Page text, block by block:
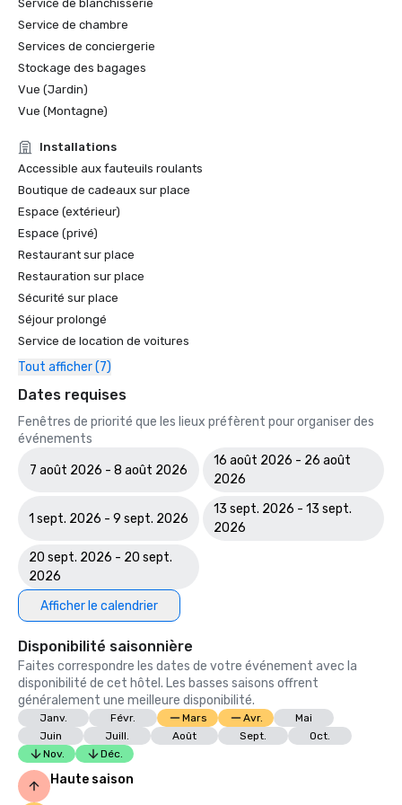
Service de blanchisserie
Service de chambre
Services de conciergerie
Stockage des bagages
Vue (Jardin)
Vue (Montagne)
Installations
Accessible aux fauteuils roulants
Boutique de cadeaux sur place
Espace (extérieur)
Espace (privé)
Restaurant sur place
Restauration sur place
Sécurité sur place
Séjour prolongé
Service de location de voitures
Tout afficher (7)
Dates requises
Fenêtres de priorité que les lieux préfèrent pour organiser des
événements
7 août 2026 - 8 août 2026
16 août 2026 - 26 août
2026
1 sept. 2026 - 9 sept. 2026
13 sept. 2026 - 13 sept.
2026
20 sept. 2026 - 20 sept.
2026
Afficher le calendrier
Disponibilité saisonnière
Faites correspondre les dates de votre événement avec la
disponibilité de cet hôtel. Les basses saisons offrent
généralement une meilleure disponibilité.
Janv. Févr. Mars Avr.
Mai
Juin
Juill. Août Sept.
Oct.
Nov.
Déc.
Haute saison